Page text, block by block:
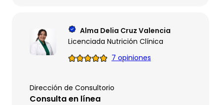
Alma Delia Cruz Valencia
Licenciada Nutrición Clínica
7 opiniones
Dirección de Consultorio
Consulta en línea